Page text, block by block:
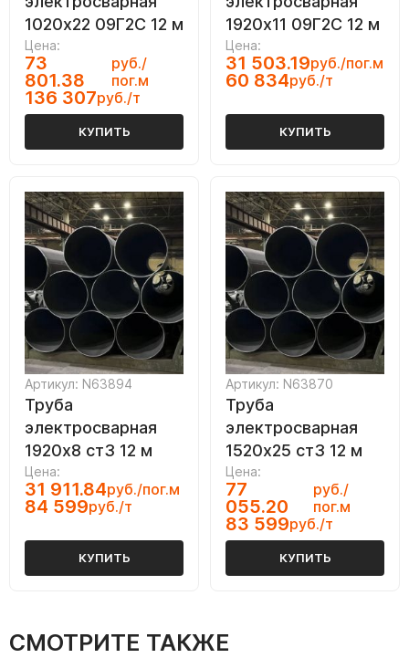
1020х22 09Г2С 12 м
Цена:
73
801.38
руб./
пог.м
136 307руб./т
КУПИТЬ
1920х11 09Г2С 12 м
Цена:
31 503.19руб./пог.м
60 834руб./т
КУПИТЬ
Артикул: N63894
Труба
электросварная
1920х8 ст3 12 м
Цена:
31 911.84руб./пог.м
84 599руб./т
КУПИТЬ
Артикул: N63870
Труба
электросварная
1520х25 ст3 12 м
Цена:
77
055.20
руб./
пог.м
83 599руб./т
КУПИТЬ
СМОТРИТЕ ТАКЖЕ